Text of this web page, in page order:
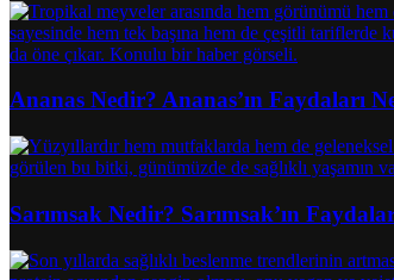
Ananas Nedir? Ananas’ın Faydaları
Sarımsak Nedir? Sarımsak’ın